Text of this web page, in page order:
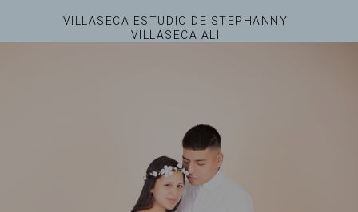
VILLASECA ESTUDIO DE STEPHANNY
VILLASECA ALI